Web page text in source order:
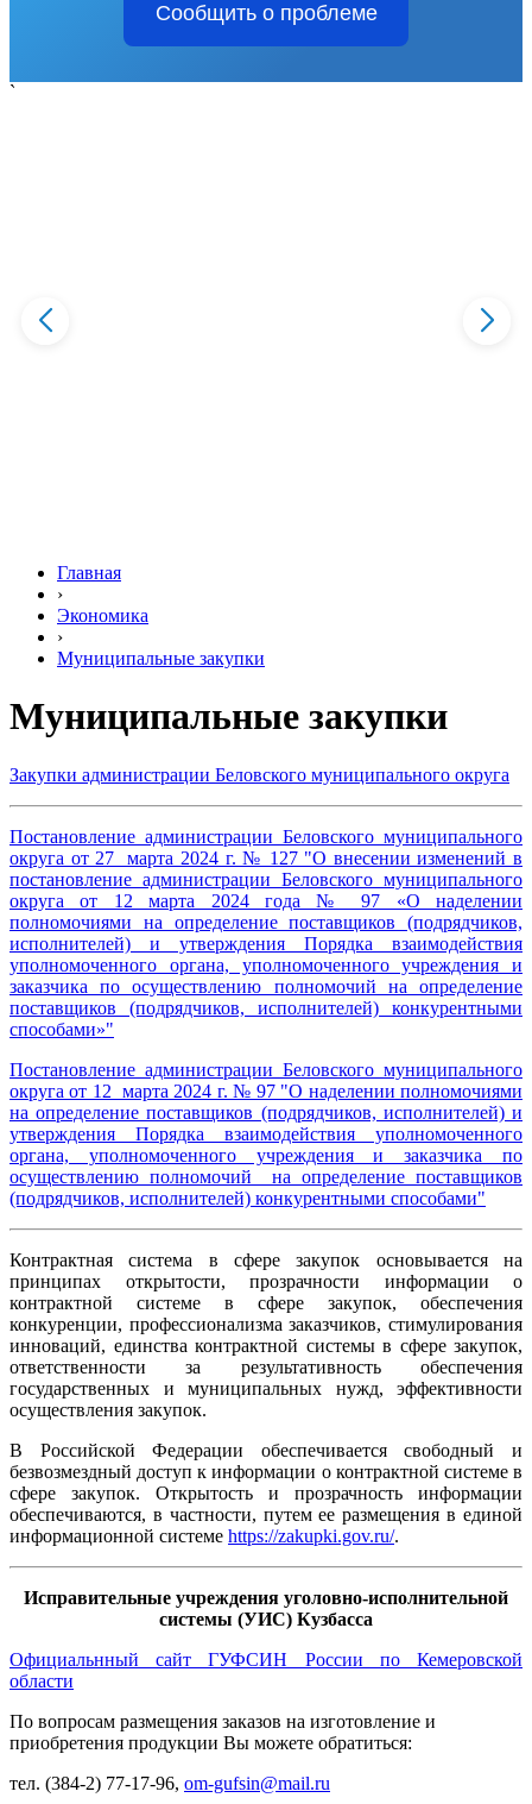
Сообщить о проблеме
`
Главная
›
Экономика
›
Муниципальные закупки
Муниципальные закупки
Закупки администрации Беловского муниципального округа
Постановление администрации Беловского муниципального
округа от 27 марта 2024 г. № 127 "О внесении изменений в
постановление администрации Беловского муниципального
округа от 12 марта 2024 года № 97 «О наделении
полномочиями на определение поставщиков (подрядчиков,
исполнителей) и утверждения Порядка взаимодействия
уполномоченного органа, уполномоченного учреждения и
заказчика по осуществлению полномочий на определение
поставщиков (подрядчиков, исполнителей) конкурентными
способами»"
Постановление администрации Беловского муниципального
округа от 12 марта 2024 г. № 97 "О наделении полномочиями
на определение поставщиков (подрядчиков, исполнителей) и
утверждения Порядка взаимодействия уполномоченного
органа, уполномоченного учреждения и заказчика по
осуществлению полномочий на определение поставщиков
(подрядчиков, исполнителей) конкурентными способами"
Контрактная система в сфере закупок основывается на
принципах открытости, прозрачности информации о
контрактной системе в сфере закупок, обеспечения
конкуренции, профессионализма заказчиков, стимулирования
инноваций, единства контрактной системы в сфере закупок,
ответственности за результативность обеспечения
государственных и муниципальных нужд, эффективности
осуществления закупок.
В Российской Федерации обеспечивается свободный и
безвозмездный доступ к информации о контрактной системе в
сфере закупок. Открытость и прозрачность информации
обеспечиваются, в частности, путем ее размещения в единой
информационной системе https://zakupki.gov.ru/.
Исправительные учреждения уголовно-исполнительной
системы (УИС) Кузбасса
Официальнный сайт ГУФСИН России по Кемеровской
области
По вопросам размещения заказов на изготовление и
приобретения продукции Вы можете обратиться:
тел. (384-2) 77-17-96, om-gufsin@mail.ru